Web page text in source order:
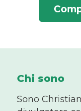
Chi sono
Sono